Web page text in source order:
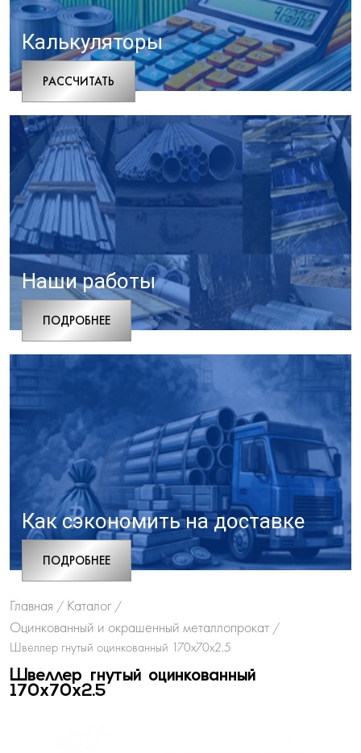
Калькуляторы
РАCСЧИТАТЬ
Наши работы
ПОДРОБНЕЕ
Как сэкономить на доставке
ПОДРОБНЕЕ
Главная / Каталог /
Оцинкованный и окрашенный металлопрокат /
Швеллер гнутый оцинкованный 170х70х2.5
Швеллер гнутый оцинкованный
170х70х2.5